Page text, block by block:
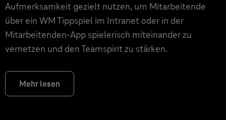
Aufmerksamkeit gezielt nutzen, um Mitarbeitende
über ein WM Tippspiel im Intranet oder in der
Mitarbeitenden-App spielerisch miteinander zu
vernetzen und den Teamspirit zu stärken.
Mehr lesen